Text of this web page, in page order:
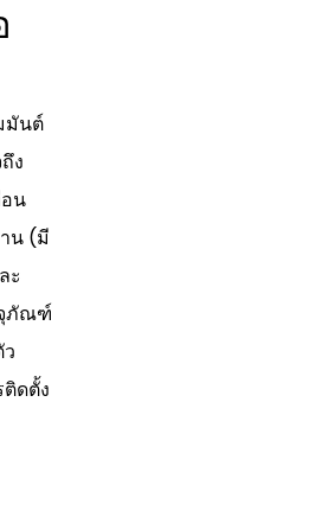
มันต์
ง
น
น (มี
ะ
ภัณฑ์
ดตั้ง